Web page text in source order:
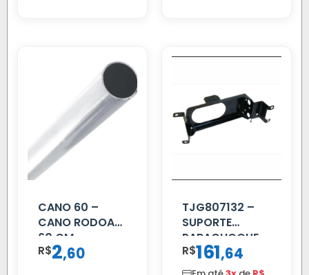
CANO 60 –
CANO RODOAR
60 CM
R$2,60
TJG807132 –
SUPORTE
PARACHOQUE
VW 12.170 LD
R$161,64